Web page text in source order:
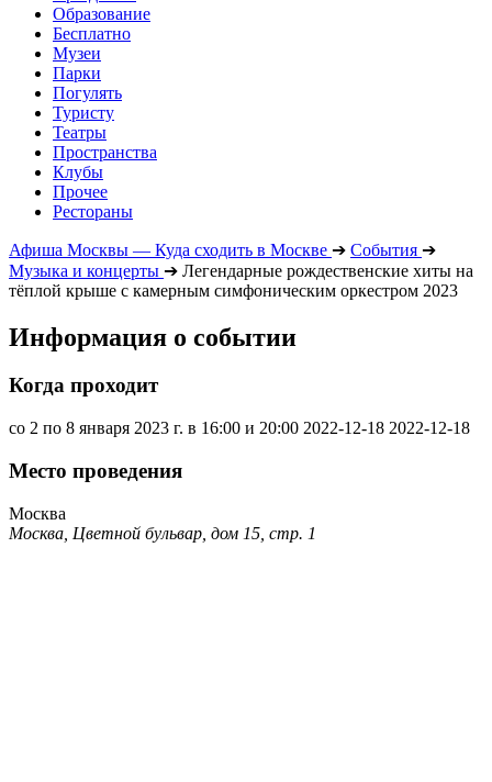
Образование
Бесплатно
Музеи
Парки
Погулять
Туристу
Театры
Пространства
Клубы
Прочее
Рестораны
Афиша Москвы — Куда сходить в Москве ➔ События ➔
Музыка и концерты ➔ Легендарные рождественские хиты на
тёплой крыше с камерным симфоническим оркестром 2023
Информация о событии
Когда проходит
со 2 по 8 января 2023 г. в 16:00 и 20:00 2022-12-18 2022-12-18
Место проведения
Москва
Москва, Цветной бульвар, дом 15, стр. 1